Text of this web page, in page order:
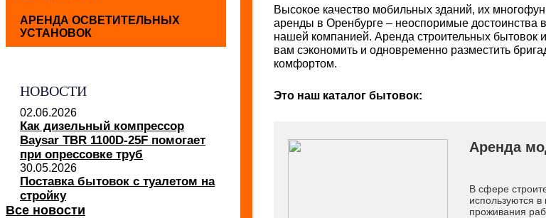
Высокое качество мобильных зданий, их
аренды в Оренбурге – неоспоримые достоинства
нашей компанией. Аренда строительных бытовок
вам сэкономить и одновременно разместить
комфортом.
Это наш каталог бытовок:
Аренда
В сфере
используются
проживания
АРЕНДА ОСВЕТИТЕЛЬНЫХ
УСТАНОВОК
НОВОСТИ
02.06.2026
Как дизельный компрессор
Baysar TBR 1100D-25F помогает
при опрессовке труб
30.05.2026
Поставка бытовок с туалетом на
стройку
Все новости